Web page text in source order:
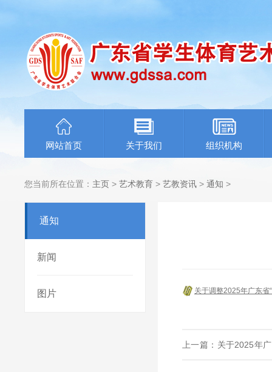
网站首页 关于我们 组织机构
您当前所在位置： 主页 > 艺术教育 > 艺教资讯 > 通知 >
通知
新闻
图片 关于调整2025年广东省
上一篇： 关于2025年